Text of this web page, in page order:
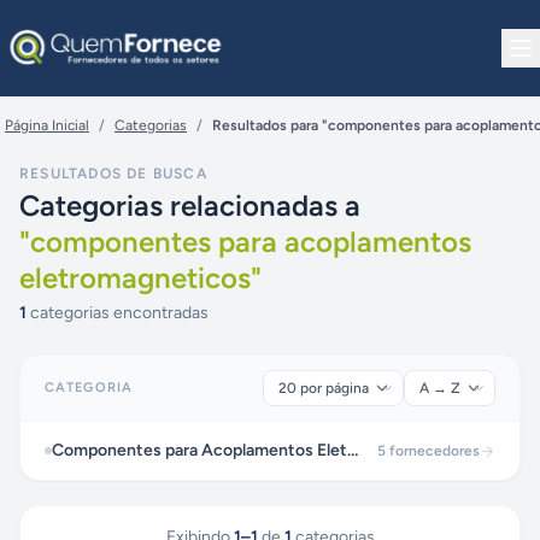
Página Inicial / Categorias / Resultados para "componentes para
RESULTADOS DE BUSCA
Categorias relacionadas a
"componentes para acoplamentos
eletromagneticos"
1 categorias encontradas
CATEGORIA
Componentes para Acoplamentos Eletromagnéticos 5 fornecedores